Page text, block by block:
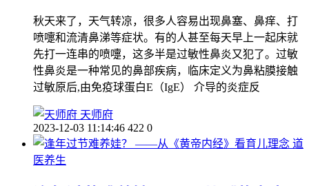
秋天来了，天气转凉，很多人容易出现鼻塞、鼻痒、打
喷嚏和流清鼻涕等症状。有的人甚至每天早上一起床就
先打一连串的喷嚏，这多半是过敏性鼻炎又犯了。过敏
性鼻炎是一种常见的鼻部疾病，临床定义为鼻粘膜接触
过敏原后,由免疫球蛋白E（IgE） 介导的炎症反
天师府
2023-12-03 11:14:46 422 0
道
医养生